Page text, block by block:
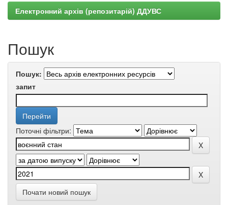
Електронний архів (репозитарій) ДДУВС
Пошук
Пошук:
запит
Поточні фільтри:
Почати новий пошук